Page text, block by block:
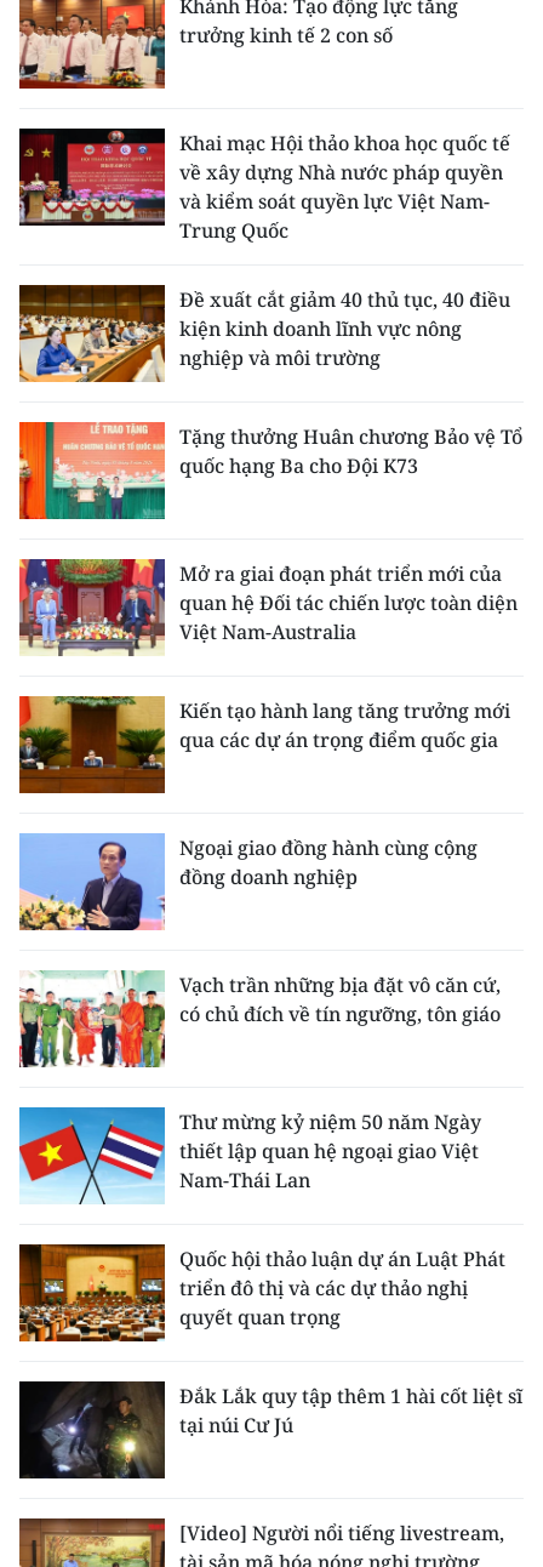
Khánh Hòa: Tạo động lực tăng
trưởng kinh tế 2 con số
Khai mạc Hội thảo khoa học quốc tế
về xây dựng Nhà nước pháp quyền
và kiểm soát quyền lực Việt Nam-
Trung Quốc
Đề xuất cắt giảm 40 thủ tục, 40 điều
kiện kinh doanh lĩnh vực nông
nghiệp và môi trường
Tặng thưởng Huân chương Bảo vệ Tổ
quốc hạng Ba cho Đội K73
Mở ra giai đoạn phát triển mới của
quan hệ Đối tác chiến lược toàn diện
Việt Nam-Australia
Kiến tạo hành lang tăng trưởng mới
qua các dự án trọng điểm quốc gia
Ngoại giao đồng hành cùng cộng
đồng doanh nghiệp
Vạch trần những bịa đặt vô căn cứ,
có chủ đích về tín ngưỡng, tôn giáo
Thư mừng kỷ niệm 50 năm Ngày
thiết lập quan hệ ngoại giao Việt
Nam-Thái Lan
Quốc hội thảo luận dự án Luật Phát
triển đô thị và các dự thảo nghị
quyết quan trọng
Đắk Lắk quy tập thêm 1 hài cốt liệt sĩ
tại núi Cư Jú
[Video] Người nổi tiếng livestream,